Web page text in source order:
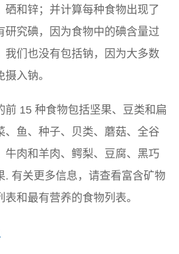
硒和锌；并计算每种食物出现了
研究碘，因为食物中的碘含量过
我们也没有包括钠，因为大多数
入钠。
前 15 种食物包括坚果、豆类和扁
、鱼、种子、贝类、蘑菇、全谷
牛肉和羊肉、鳄梨、豆腐、黑巧
. 有关更多信息，请查看富含矿物
和最有营养的食物列表。